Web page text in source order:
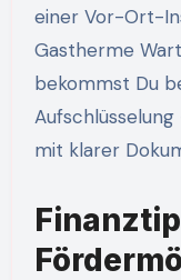
einer Vor-Ort-
Gastherme
bekommst Du
mit klarer